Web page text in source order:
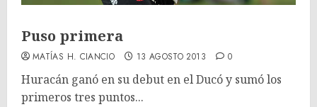
Puso primera
MATÍAS H. CIANCIO 13 AGOSTO 2013 0
Huracán ganó en su debut en el Ducó y sumó los
primeros tres puntos...